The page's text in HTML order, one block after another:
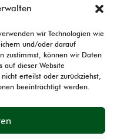
wir Technologien wie
und/oder darauf
zustimmst, können wir Daten
auf dieser Website
erteilst oder zurückziehst,
beeinträchtigt werden.
Glashütte auf
familienfreundlichen
Preisträger fest: